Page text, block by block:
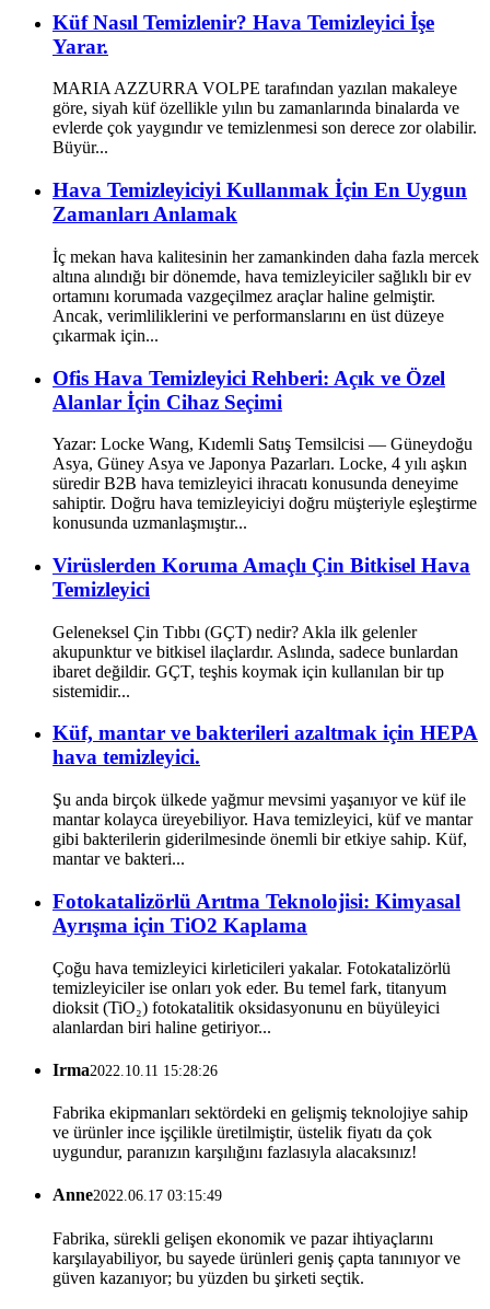
Küf Nasıl Temizlenir? Hava Temizleyici İşe
Yarar.
MARIA AZZURRA VOLPE tarafından yazılan makaleye
göre, siyah küf özellikle yılın bu zamanlarında binalarda ve
evlerde çok yaygındır ve temizlenmesi son derece zor olabilir.
Büyür...
Hava Temizleyiciyi Kullanmak İçin En Uygun
Zamanları Anlamak
İç mekan hava kalitesinin her zamankinden daha fazla mercek
altına alındığı bir dönemde, hava temizleyiciler sağlıklı bir ev
ortamını korumada vazgeçilmez araçlar haline gelmiştir.
Ancak, verimliliklerini ve performanslarını en üst düzeye
çıkarmak için...
Ofis Hava Temizleyici Rehberi: Açık ve Özel
Alanlar İçin Cihaz Seçimi
Yazar: Locke Wang, Kıdemli Satış Temsilcisi — Güneydoğu
Asya, Güney Asya ve Japonya Pazarları. Locke, 4 yılı aşkın
süredir B2B hava temizleyici ihracatı konusunda deneyime
sahiptir. Doğru hava temizleyiciyi doğru müşteriyle eşleştirme
konusunda uzmanlaşmıştır...
Virüslerden Koruma Amaçlı Çin Bitkisel Hava
Temizleyici
Geleneksel Çin Tıbbı (GÇT) nedir? Akla ilk gelenler
akupunktur ve bitkisel ilaçlardır. Aslında, sadece bunlardan
ibaret değildir. GÇT, teşhis koymak için kullanılan bir tıp
sistemidir...
Küf, mantar ve bakterileri azaltmak için HEPA
hava temizleyici.
Şu anda birçok ülkede yağmur mevsimi yaşanıyor ve küf ile
mantar kolayca üreyebiliyor. Hava temizleyici, küf ve mantar
gibi bakterilerin giderilmesinde önemli bir etkiye sahip. Küf,
mantar ve bakteri...
Fotokatalizörlü Arıtma Teknolojisi: Kimyasal
Ayrışma için TiO2 Kaplama
Çoğu hava temizleyici kirleticileri yakalar. Fotokatalizörlü
temizleyiciler ise onları yok eder. Bu temel fark, titanyum
dioksit (TiO₂) fotokatalitik oksidasyonunu en büyüleyici
alanlardan biri haline getiriyor...
Irma2022.10.11 15:28:26
Fabrika ekipmanları sektördeki en gelişmiş teknolojiye sahip
ve ürünler ince işçilikle üretilmiştir, üstelik fiyatı da çok
uygundur, paranızın karşılığını fazlasıyla alacaksınız!
Anne2022.06.17 03:15:49
Fabrika, sürekli gelişen ekonomik ve pazar ihtiyaçlarını
karşılayabiliyor, bu sayede ürünleri geniş çapta tanınıyor ve
güven kazanıyor; bu yüzden bu şirketi seçtik.